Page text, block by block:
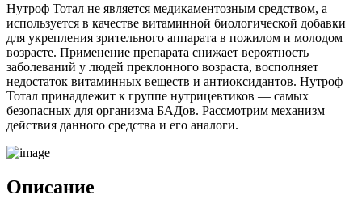
Нутроф Тотал не является медикаментозным средством, а
используется в качестве витаминной биологической добавки
для укрепления зрительного аппарата в пожилом и молодом
возрасте. Применение препарата снижает вероятность
заболеваний у людей преклонного возраста, восполняет
недостаток витаминных веществ и антиоксидантов. Нутроф
Тотал принадлежит к группе нутрицевтиков — самых
безопасных для организма БАДов. Рассмотрим механизм
действия данного средства и его аналоги.
Описание